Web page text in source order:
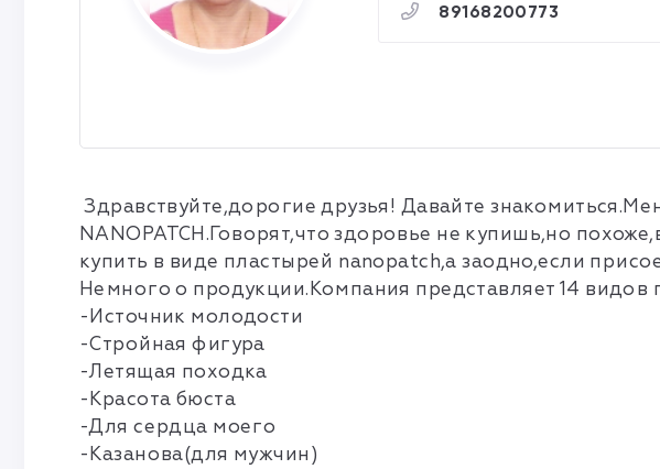
89168200773
Здравствуйте,дорогие друзья! Давайте
NANOPATCH.Говорят,что здоровье не купишь,но
купить в виде пластырей nanopatch,а заодно,если
Немного о продукции.Компания представляет 14 видов
-Источник молодости
-Стройная фигура
-Летящая походка
-Красота бюста
-Для сердца моего
-Казанова(для мужчин)